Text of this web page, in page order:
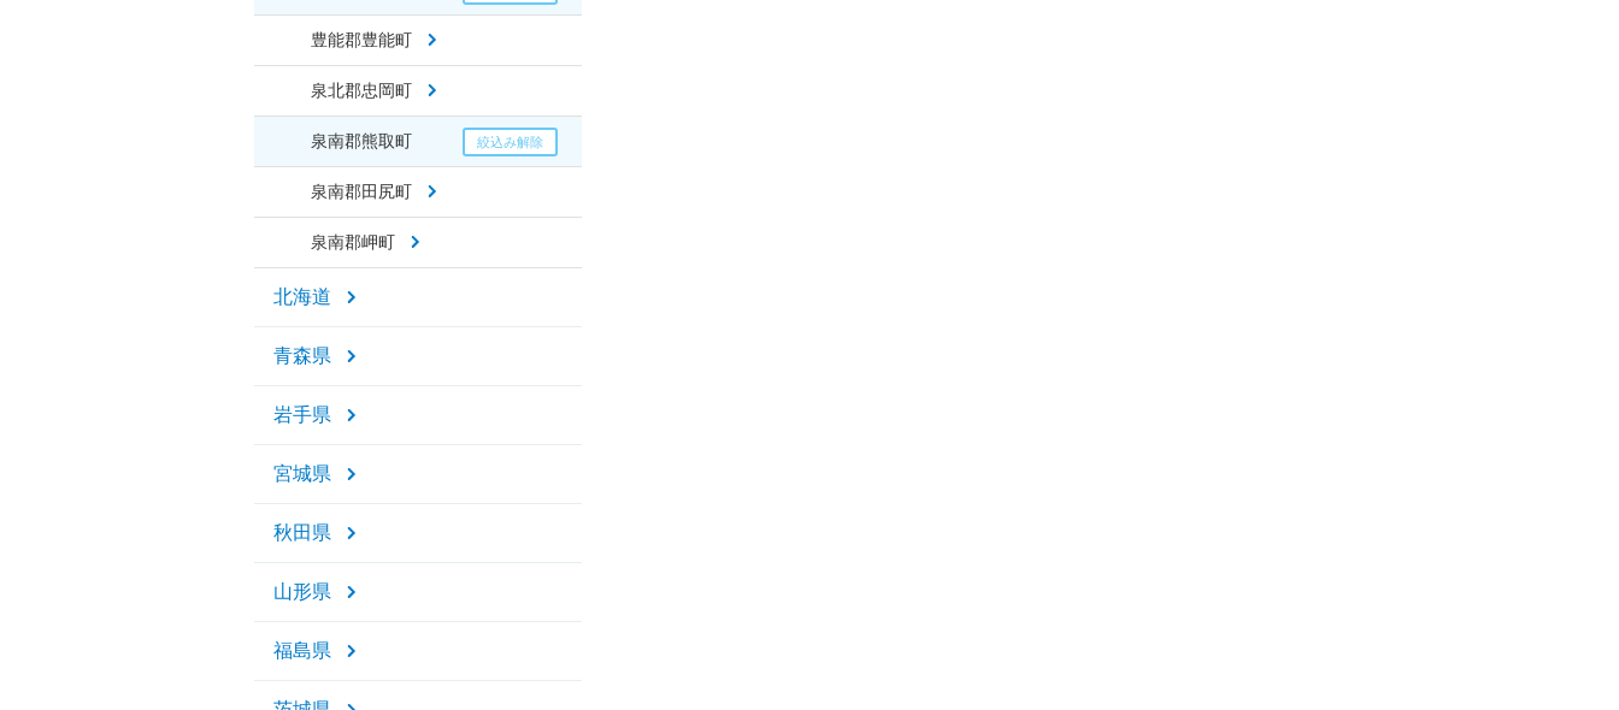
豊能郡豊能町
泉北郡忠岡町
泉南郡熊取町
泉南郡田尻町
泉南郡岬町
北海道
青森県
岩手県
宮城県
秋田県
山形県
福島県